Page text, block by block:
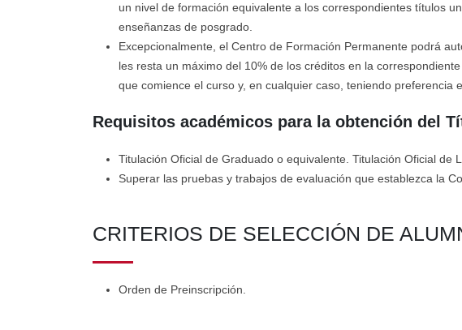
un nivel de formación equivalente a los correspondientes títulos
enseñanzas de posgrado.
Excepcionalmente, el Centro de Formación Permanente podrá
les resta un máximo del 10% de los créditos en la
que comience el curso y, en cualquier caso, teniendo preferencia
Requisitos académicos para la obtención del
Titulación Oficial de Graduado o equivalente. Titulación Oficial de
Superar las pruebas y trabajos de evaluación que establezca la
CRITERIOS DE SELECCIÓN DE
Orden de Preinscripción.